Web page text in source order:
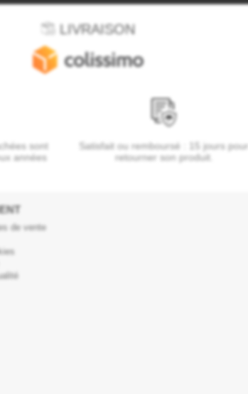
LIVRAISON
sont
années
Satisfait ou remboursé : 15 jours pour
retourner son produit.
de vente